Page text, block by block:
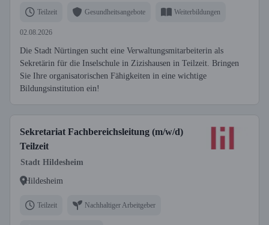
Teilzeit Gesundheitsangebote Weiterbildungen
02.08.2026
Die Stadt Nürtingen sucht eine Verwaltungsmitarbeiterin als
Sekretärin für die Inselschule in Zizishausen in Teilzeit. Bringen
Sie Ihre organisatorischen Fähigkeiten in eine wichtige
Bildungsinstitution ein!
Sekretariat Fachbereichsleitung (m/w/d)
Teilzeit
Stadt Hildesheim
Hildesheim
Teilzeit Nachhaltiger Arbeitgeber